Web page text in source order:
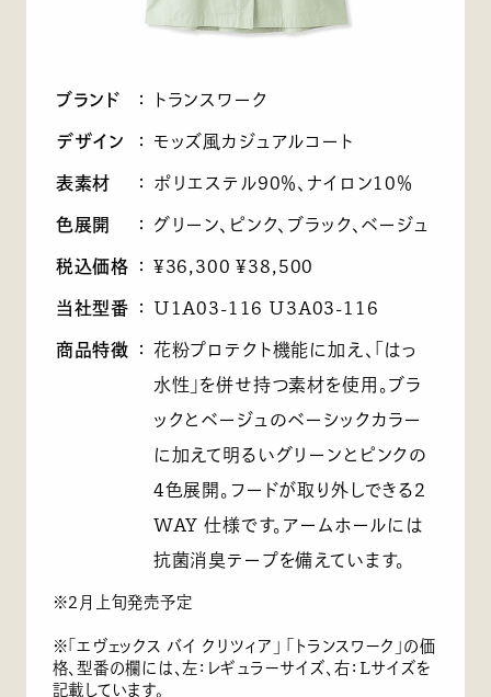
ブランド ： トランスワーク
デザイン ： モッズ風カジュアルコート
表素材 ： ポリエステル90％、ナイロン10％
色展開 ： グリーン、ピンク、ブラック、ベージュ
税込価格 ： ¥36,300 ¥38,500
当社型番 ： U1A03-116 U3A03-116
商品特徴 ：
花粉プロテクト機能に加え、「はっ
水性」を併せ持つ素材を使用。ブラ
ックとベージュのベーシックカラー
に加えて明るいグリーンとピンクの
4色展開。フードが取り外しできる2
WAY 仕様です。アームホールには
抗菌消臭テープを備えています。
※2月上旬発売予定
※「エヴェックス バイ クリツィア」 「トランスワーク」の価
格、型番の欄には、左：レギュラーサイズ、右：Lサイズを
記載しています。